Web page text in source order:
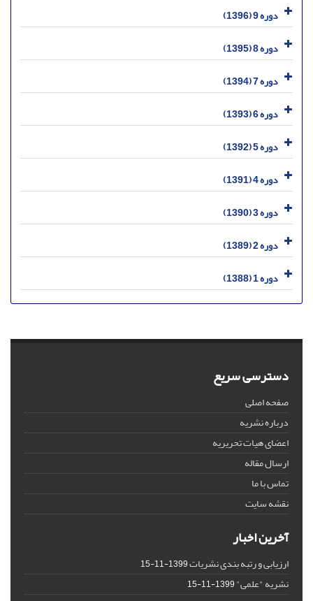
دوره 9 (1396)
دوره 8 (1395)
دوره 7 (1394)
دوره 6 (1393)
دوره 5 (1392)
دوره 4 (1391)
دوره 3 (1390)
دوره 2 (1389)
دوره 1 (1388)
دسترسی سریع
صفحه اصلی
درباره نشریه
اعضای هیات تحریریه
ارسال مقاله
تماس با ما
نقشه سایت
آخرین اخبار
ارزیابی و رتبه بندی نشریات1399-11-15
نشریه "علمی"1399-11-15